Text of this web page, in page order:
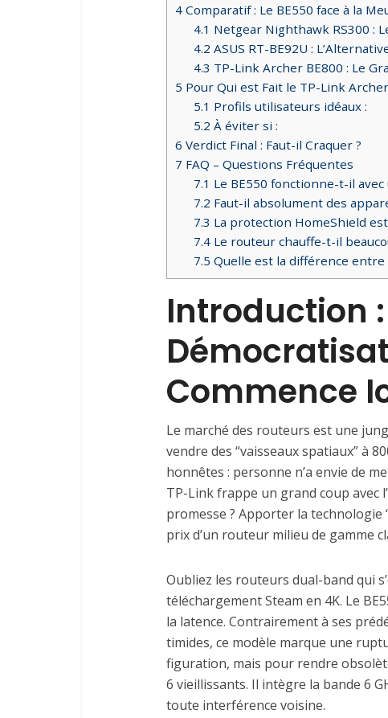
4 Comparatif : Le BE550 face à la
4.1 Netgear Nighthawk RS300 :
4.2 ASUS RT-BE92U :
4.3 TP-Link Archer BE800 : Le
5 Pour Qui est Fait le TP-Link
5.1 Profils utilisateurs idéaux :
5.2 À éviter si :
6 Verdict Final : Faut-il Craquer ?
7 FAQ – Questions Fréquentes
7.1 Le BE550 fonctionne-t-il avec
7.2 Faut-il absolument des
7.3 La protection HomeShield
7.4Le routeur chauffe-t-il
7.5 Quelle est la différence entre
Introduction :
Commence
Le marché des routeurs est une
vendre des “vaisseaux spatiaux” à
honnêtes : personne n’a envie de
TP-Link frappe un grand coup avec
promesse ? Apporter la technologie
prix d’un routeur milieu de gamme
Oubliez les routeurs dual-band qui
téléchargement Steam en 4K. Le
la latence. Contrairement à ses
timides, ce modèle marque une
figuration, mais pour rendre
6 vieillissants. Il intègre la bande 6
toute interférence voisine.